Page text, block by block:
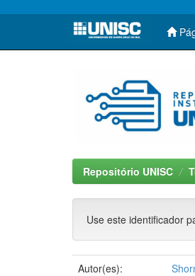
Skip
Repositório UNISC
Use este identificador
Autor(es):